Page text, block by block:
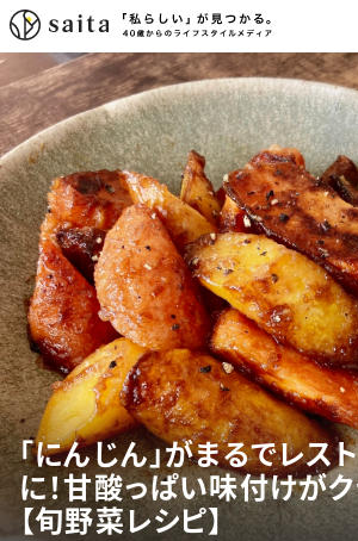
「にんじん」がまるでレス
に！甘酸っぱい味付けが
【旬野菜レシピ】